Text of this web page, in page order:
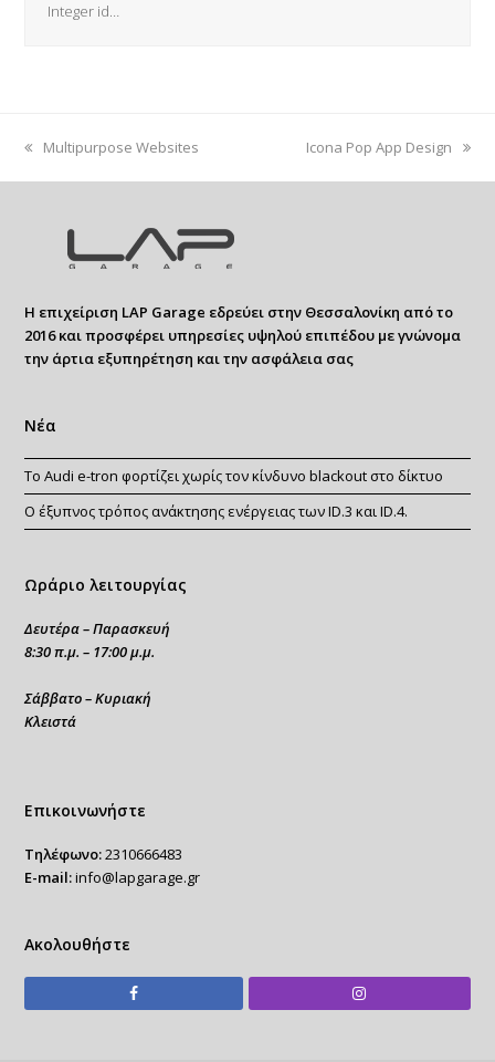
Integer id…
previous
Multipurpose Websites
next
Icona Pop App Design
Η επιχείριση LAP Garage εδρεύει στην Θεσσαλονίκη από το
2016 και προσφέρει υπηρεσίες υψηλού επιπέδου με γνώνομα
την άρτια εξυπηρέτηση και την ασφάλεια σας
Νέα
Το Audi e-tron φορτίζει χωρίς τον κίνδυνο blackout στο δίκτυο
Ο έξυπνος τρόπος ανάκτησης ενέργειας των ID.3 και ID.4.
Ωράριο λειτουργίας
Δευτέρα – Παρασκευή
8:30 π.μ. – 17:00 μ.μ.
Σάββατο – Κυριακή
Κλειστά
Επικοινωνήστε
Τηλέφωνο:2310666483
E-mail:info@lapgarage.gr
Ακολουθήστε
Facebook Instagram